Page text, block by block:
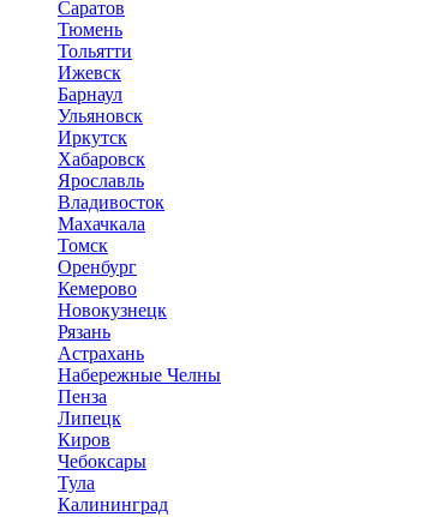
Саратов
Тюмень
Тольятти
Ижевск
Барнаул
Ульяновск
Иркутск
Хабаровск
Ярославль
Владивосток
Махачкала
Томск
Оренбург
Кемерово
Новокузнецк
Рязань
Астрахань
Набережные Челны
Пенза
Липецк
Киров
Чебоксары
Тула
Калининград